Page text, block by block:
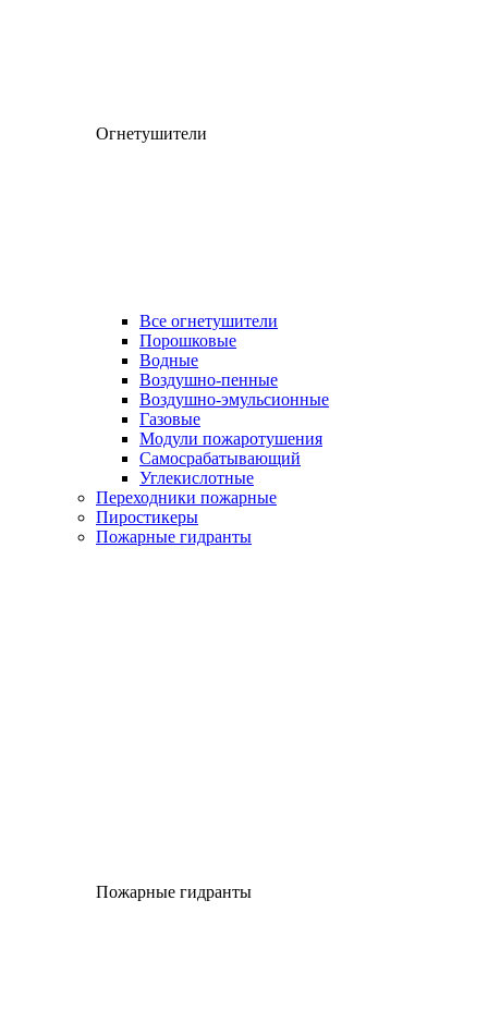
Огнетушители
Все огнетушители
Порошковые
Водные
Воздушно-пенные
Воздушно-эмульсионные
Газовые
Модули пожаротушения
Самосрабатывающий
Углекислотные
Переходники пожарные
Пиростикеры
Пожарные гидранты
Пожарные гидранты